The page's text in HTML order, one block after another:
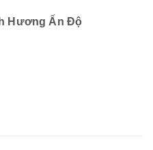
Hương Ấn Độ